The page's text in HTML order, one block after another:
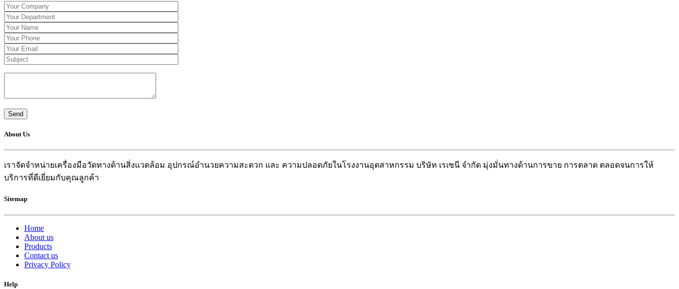
About Us
เราจัดจำหน่ายเครื่องมือวัดทางด้านสิ่งแวดล้อม อุปกรณ์อำนวยความสะดวก และ ความปลอดภัยในโรงงานอุตสาหกรรม บริษัท เรเซนี จำกัด มุ่งมั่นทางด้านการขาย การตลาด ตลอดจนการให้
บริการที่ดีเยี่ยมกับคุณลูกค้า
Sitemap
Home
About us
Products
Contact us
Privacy Policy
Help